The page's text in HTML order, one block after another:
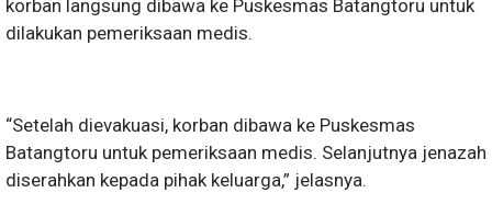
korban langsung dibawa ke Puskesmas Batangtoru untuk
dilakukan pemeriksaan medis.
“Setelah dievakuasi, korban dibawa ke Puskesmas
Batangtoru untuk pemeriksaan medis. Selanjutnya jenazah
diserahkan kepada pihak keluarga,” jelasnya.